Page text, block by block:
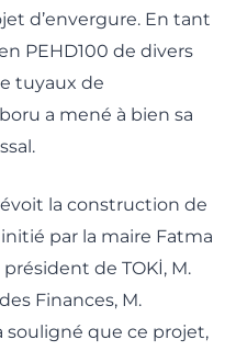
d’envergure. En tant
PEHD100 de divers
tuyaux de
a mené à bien sa
la construction de
par la maire Fatma
de TOKİ, M.
Finances, M.
souligné que ce projet,